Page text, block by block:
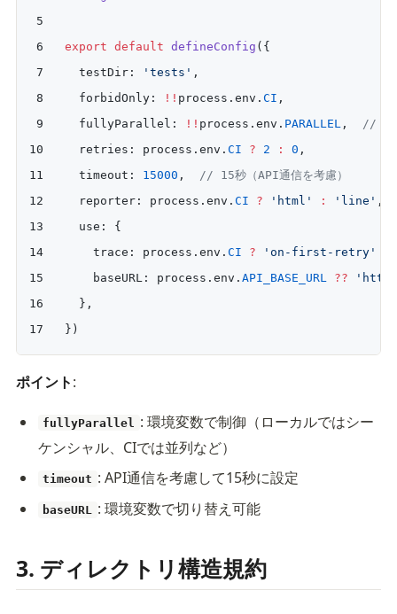
export default defineConfig ({
  testDir:
'tests' ,
  forbidOnly:
!! process.env.CI ,
  fullyParallel:
!! process.env. PARALLEL , // 環
  retries: process.env.
CI ? 2 : 0 ,
  timeout:
15000 , // 15秒（API通信を考慮）
  reporter: process.env.
CI ? 'html' : 'line' ,
  use: {
    trace: process.env.
CI ? 'on-first-retry'
    baseURL: process.env.
API_BASE_URL ??
  },
})
ポイント:
fullyParallel
: 環境変数で制御（ローカルではシー
ケンシャル、CIでは並列など）
timeout : API通信を考慮して15秒に設定
baseURL : 環境変数で切り替え可能
3. ディレクトリ構造規約